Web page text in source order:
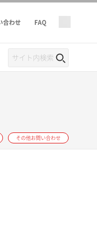
合わせ FAQ
その他お問い合わせ